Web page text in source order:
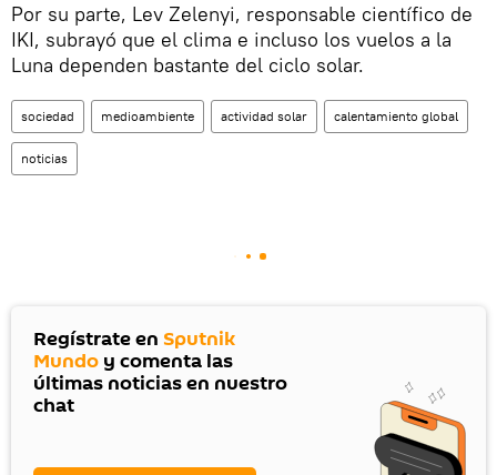
Por su parte, Lev Zelenyi, responsable científico de
IKI, subrayó que el clima e incluso los vuelos a la
Luna dependen bastante del ciclo solar.
sociedad medioambiente actividad solar calentamiento global
noticias
Regístrate en Sputnik
Mundo y comenta las
últimas noticias en nuestro
chat